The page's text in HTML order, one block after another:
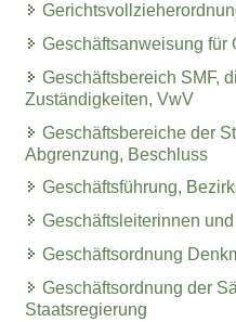
Geschäftsanweisung für
Geschäftsbereich SMF,
Zuständigkeiten, VwV
Geschäftsbereiche der
Abgrenzung, Beschluss
Geschäftsführung,
Geschäftsleiterinnen
Geschäftsordnung
Geschäftsordnung der
Staatsregierung